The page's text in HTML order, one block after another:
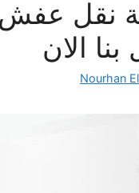
الان
Nourhan